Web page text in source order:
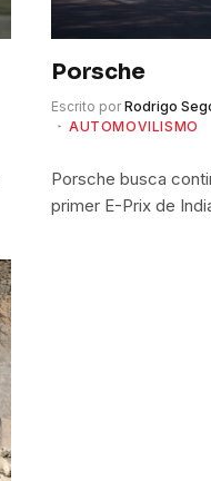
Porsche
Escrito por Rodrigo
AUTOMOVILISMO
Porsche busca
primer E-Prix de